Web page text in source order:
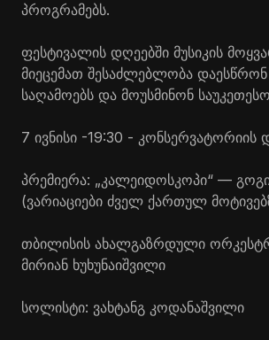
პროგრამებს.
ფესტივალის დღეებში მუსიკის
მიეცემათ შესაძლებლობა დაესწრონ
საღამოებს და მოუსმინონ
7 ივნისი -19:30 - კონსერვატორიის
პრემიერა: „კალეიდოსკოპი“ —
(ვარიაციები ძველ ქართულ
თბილისის ახალგაზრდული
მირიან ხუხუნაიშვილი
სოლისტი: ვახტანგ კოდანაშვილი